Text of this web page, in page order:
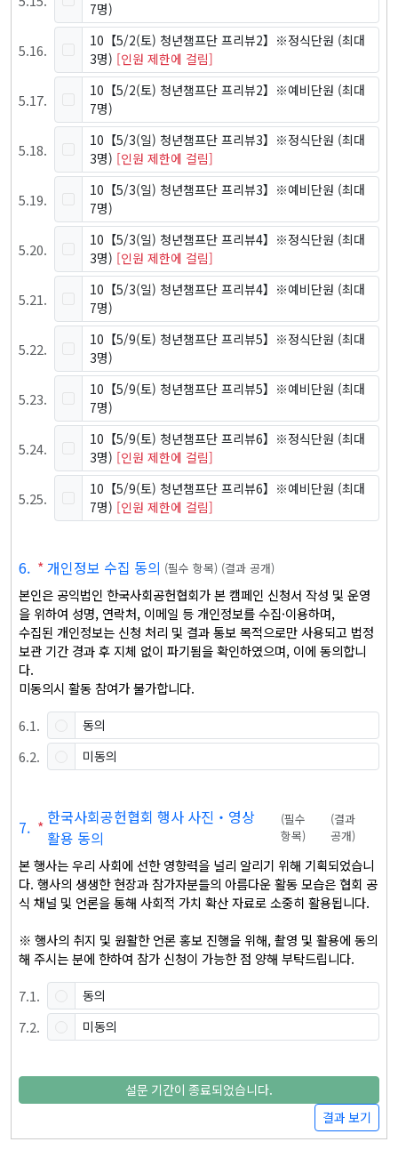
7명)
5.16.
10【5/2(토) 청년챔프단 프리뷰2】※정식단원 (최대
3명) [인원 제한에 걸림]
5.17.
10【5/2(토) 청년챔프단 프리뷰2】※예비단원 (최대
7명)
5.18.
10【5/3(일) 청년챔프단 프리뷰3】※정식단원 (최대
3명) [인원 제한에 걸림]
5.19.
10【5/3(일) 청년챔프단 프리뷰3】※예비단원 (최대
7명)
5.20.
10【5/3(일) 청년챔프단 프리뷰4】※정식단원 (최대
3명) [인원 제한에 걸림]
5.21.
10【5/3(일) 청년챔프단 프리뷰4】※예비단원 (최대
7명)
5.22.
10【5/9(토) 청년챔프단 프리뷰5】※정식단원 (최대
3명)
5.23.
10【5/9(토) 청년챔프단 프리뷰5】※예비단원 (최대
7명)
5.24.
10【5/9(토) 청년챔프단 프리뷰6】※정식단원 (최대
3명) [인원 제한에 걸림]
5.25.
10【5/9(토) 청년챔프단 프리뷰6】※예비단원 (최대
7명) [인원 제한에 걸림]
6. *개인정보 수집 동의 (필수 항목) (결과 공개)
본인은 공익법인 한국사회공헌협회가 본 캠페인 신청서 작성 및 운영
을 위하여 성명, 연락처, 이메일 등 개인정보를 수집·이용하며,
수집된 개인정보는 신청 처리 및 결과 통보 목적으로만 사용되고 법정
보관 기간 경과 후 지체 없이 파기됨을 확인하였으며, 이에 동의합니
다.
미동의시 활동 참여가 불가합니다.
6.1. 동의
6.2. 미동의
7. * 한국사회공헌협회 행사 사진‧영상
활용 동의
(필수
항목)
(결과
공개)
본 행사는 우리 사회에 선한 영향력을 널리 알리기 위해 기획되었습니
다. 행사의 생생한 현장과 참가자분들의 아름다운 활동 모습은 협회 공
식 채널 및 언론을 통해 사회적 가치 확산 자료로 소중히 활용됩니다.
※ 행사의 취지 및 원활한 언론 홍보 진행을 위해, 촬영 및 활용에 동의
해 주시는 분에 한하여 참가 신청이 가능한 점 양해 부탁드립니다.
7.1. 동의
7.2. 미동의
설문 기간이 종료되었습니다.
결과 보기